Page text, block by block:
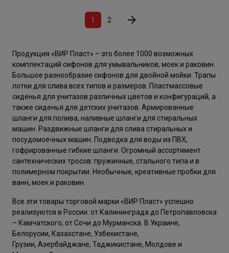
1 2
Продукция «ВИР Пласт» – это более 1000 возможных
комплектаций сифонов для умывальников, моек и раковин.
Большое разнообразие сифонов для двойной мойки. Трапы
лотки для слива всех типов и размеров. Пластмассовые
сиденья для унитазов различных цветов и конфигураций, а
также сиденья для детских унитазов. Армированные
шланги для полива, наливные шланги для стиральных
машин. Раздвижные шланги для слива стиральных и
посудомоечных машин. Подводка для воды из ПВХ,
гофрированные гибкие шланги. Огромный ассортимент
сантехнических тросов: пружинные, стального типа и в
полимерном покрытии. Необычные, креативные пробки для
ванн, моек и раковин.
Все эти товары торговой марки «ВИР Пласт» успешно
реализуются в России: от Калининграда до Петропавловска
– Камчатского, от Сочи до Мурманска. В Украине,
Белорусии, Казахстане, Узбекистане,
Грузии, Азербайджане, Таджикистане, Молдове и